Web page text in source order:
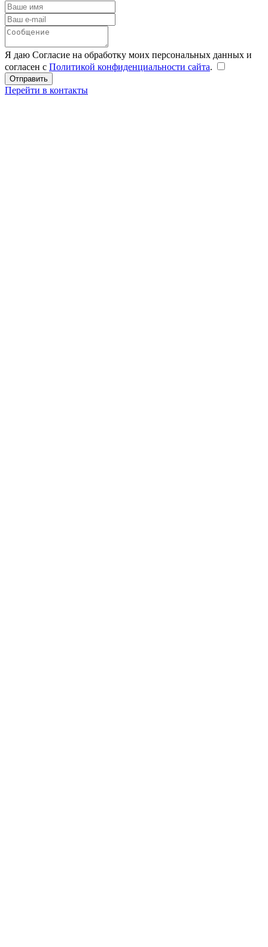
Я даю Согласие на обработку моих персональных данных и
согласен с Политикой конфиденциальности сайта.
Перейти в контакты